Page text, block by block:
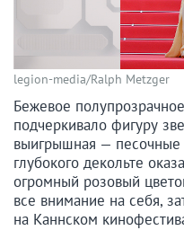
legion-media/Ralph Metzger
Бежевое
подчеркивало фигуру
выигрышная — песочные
глубокого декольте
огромный розовый
все внимание на себя,
на Каннском